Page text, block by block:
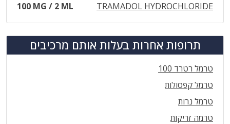
TRAMADOL HYDROCHLORIDE
100 MG / 2 ML
תרופות אחרות בעלות אותם מרכיבים
טרמל רטרד 100
טרמל קפסולות
טרמל נרות
טרמה זריקות